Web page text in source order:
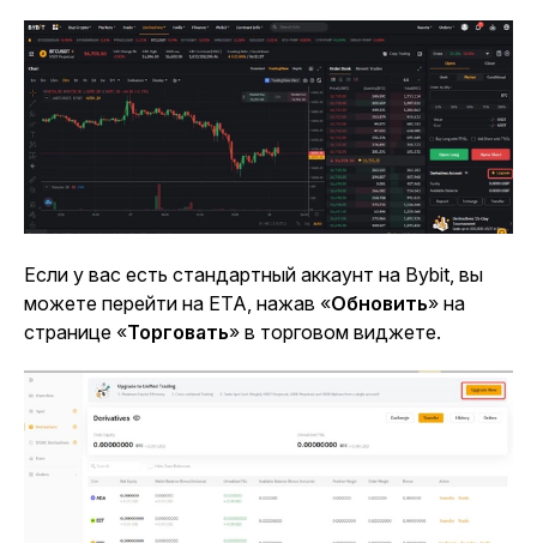
Если у вас есть стандартный аккаунт на Bybit, вы
можете перейти на ЕТА, нажав «Обновить» на
странице «Торговать» в торговом виджете.